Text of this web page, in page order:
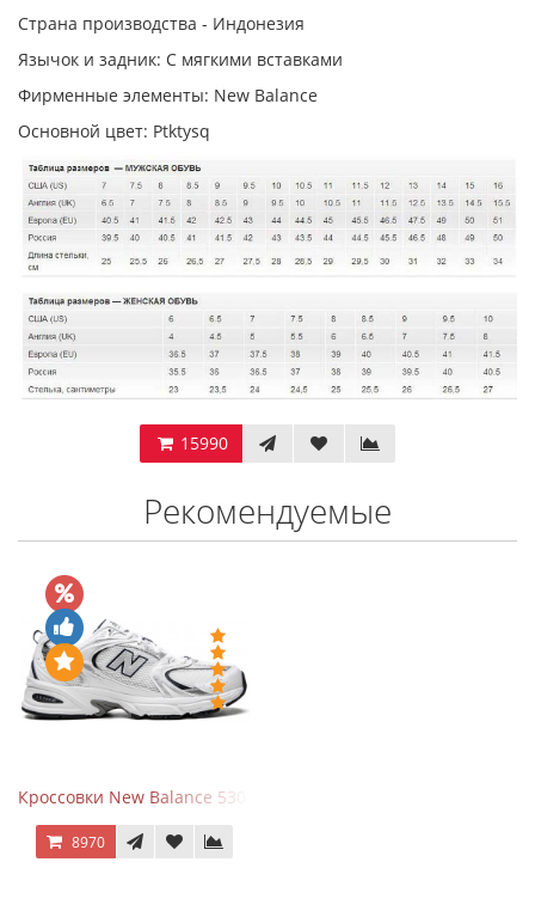
Страна производства - Индонезия
Язычок и задник: С мягкими вставками
Фирменные элементы: New Balance
Основной цвет: Ptktysq
15990
Рекомендуемые
Кроссовки New Balance 530 White Silver Navy
8970